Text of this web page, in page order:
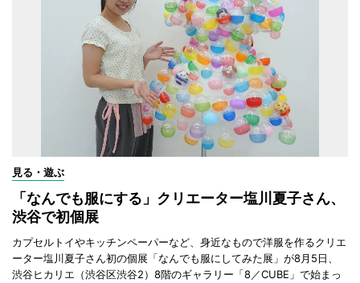
見る・遊ぶ
「なんでも服にする」クリエーター塩川夏子さん、
渋谷で初個展
カプセルトイやキッチンペーパーなど、身近なもので洋服を作るクリエ
ーター塩川夏子さん初の個展「なんでも服にしてみた展」が8月5日、
渋谷ヒカリエ（渋谷区渋谷2）8階のギャラリー「8／CUBE」で始まっ